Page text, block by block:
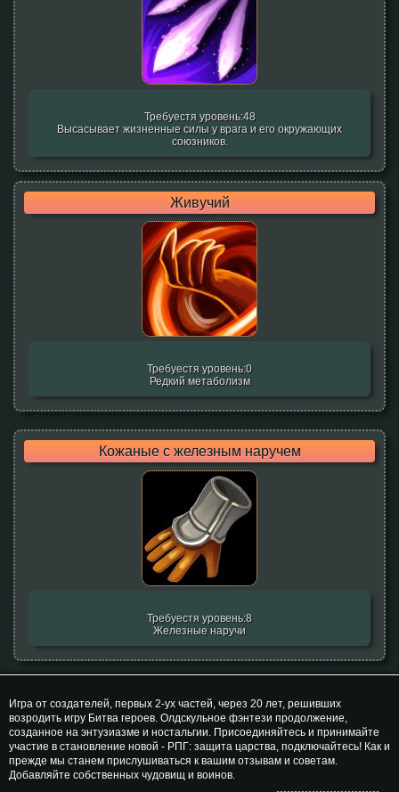
Требуестя уровень:48
Высасывает жизненные силы у врага и его окружающих
союзников.
Живучий
Требуестя уровень:0
Редкий метаболизм
Кожаные с железным наручем
Требуестя уровень:8
Железные наручи
Игра от создателей, первых 2-ух частей, через 20 лет, решивших
возродить игру Битва героев. Олдскульное фэнтези продолжение,
созданное на энтузиазме и ностальгии. Присоединяйтесь и принимайте
участие в становление новой - РПГ: защита царства, подключайтесь! Как и
прежде мы станем прислушиваться к вашим отзывам и советам.
Добавляйте собственных чудовищ и воинов.